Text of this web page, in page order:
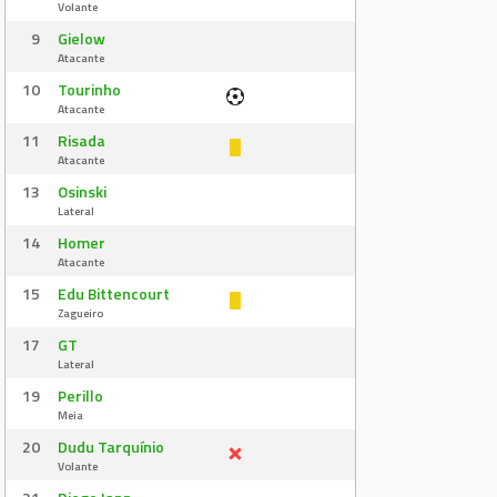
Volante
9 Gielow
Atacante
10 Tourinho
Atacante
11 Risada
Atacante
13 Osinski
Lateral
14 Homer
Atacante
15 Edu Bittencourt
Zagueiro
17 GT
Lateral
19 Perillo
Meia
20 Dudu Tarquínio
Volante